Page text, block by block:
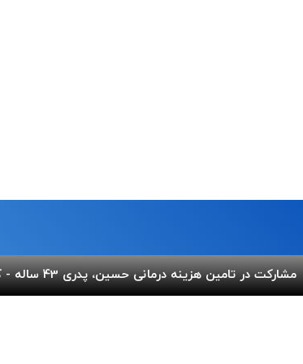
لینک های مفیدمشارکت در تامین هزینه درمانی حسین، پدری 43 ساله - کلیک کنید